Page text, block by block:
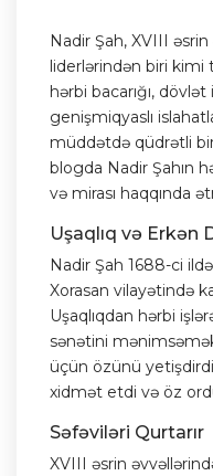
Nadir Şah, XVIII
liderlərindən biri kimi
hərbi bacarığı,
genişmiqyaslı
müddətdə qüdrətli
blogda Nadir Şahın
və mirası haqqında
Uşaqlıq və Erkən
Nadir Şah 1688-ci
Xorasan vilayətində
Uşaqlıqdan hərbi
sənətini
üçün özünü
xidmət etdi və öz
Səfəviləri Qurtarır
XVIII əsrin